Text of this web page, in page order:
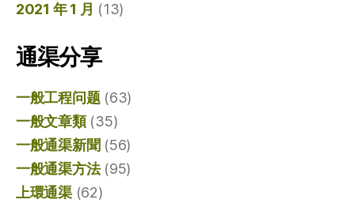
2021 年 1 月 (13)
通渠分享
一般工程问题(63)
一般文章類(35)
一般通渠新聞 (56)
一般通渠方法(95)
上環通渠(62)